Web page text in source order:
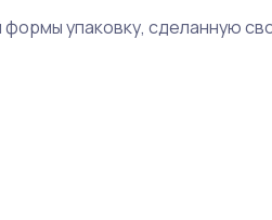
упаковку, сделанную